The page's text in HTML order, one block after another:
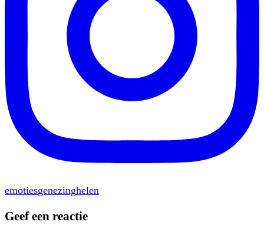
emotiesgenezinghelen
Geef een reactie